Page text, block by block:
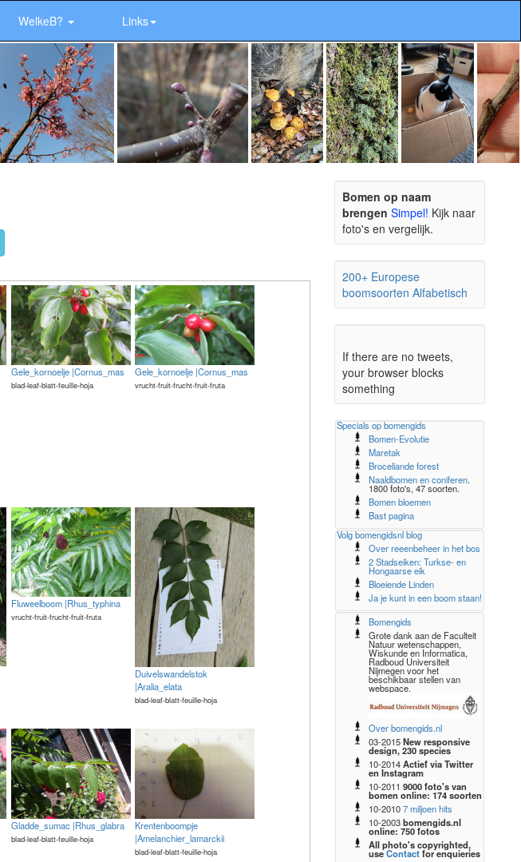
WelkeB? Links
Gele_kornoelje |Cornus_mas
blad-leaf-blatt-feuille-hoja
Gele_kornoelje |Cornus_mas
vrucht-fruit-frucht-fruit-fruta
Fluweelboom |Rhus_typhina
vrucht-fruit-frucht-fruit-fruta
Duivelswandelstok
|Aralia_elata
blad-leaf-blatt-feuille-hoja
Gladde_sumac |Rhus_glabra
blad-leaf-blatt-feuille-hoja
Krentenboompje
|Amelanchier_lamarckii
blad-leaf-blatt-feuille-hoja
Bomen op naam
brengen Simpel! Kijk naar
foto's en vergelijk.
200+ Europese
boomsoorten Alfabetisch
If there are no tweets,
your browser blocks
something
Specials op bomengids
Bomen-Evolutie
Maretak
Broceliande forest
Naaldbomen en coniferen.
1800 foto's, 47 soorten.
Bomen bloemen
Bast pagina
Volg bomengidsnl blog
Over reeenbeheer in het bos
2 Stadseiken: Turkse- en
Hongaarse eik
Bloeiende Linden
Ja je kunt in een boom staan!
Bomengids
Grote dank aan de Faculteit
Natuur wetenschappen,
Wiskunde en Informatica,
Radboud Universiteit
Nijmegen voor het
beschikbaar stellen van
webspace.
Over bomengids.nl
03-2015New responsive
design, 230 species
10-2014Actief via Twitter
en Instagram
10-2011 9000 foto's van
bomen online: 174 soorten
10-20107 miljoen hits
10-2003bomengids.nl
online: 750 fotos
All photo's copyrighted,
useContactfor enquieries